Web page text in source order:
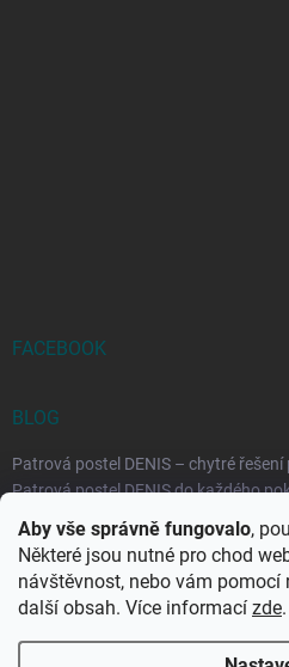
Aby vše správně fungovalo,
Některé jsou nutné pro chod
návštěvnost, nebo vám
další obsah. Více informací zde.
FACEBOOK
BLOG
Patrová postel DENIS – chytré
Patrová postel DENIS do každého
Rozkládací postele RELAX – ideální
každodenní spaní
Rozkládací postel, která se